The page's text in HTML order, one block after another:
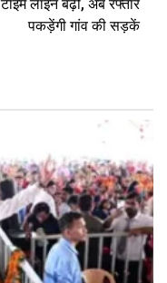
टाइम लाइन बढ़ी, अब रफ्तार
पकड़ेंगी गांव की सड़कें